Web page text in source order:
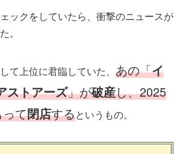
ックをしていたら、衝撃のニュースが
。
て上位に君臨していた、 あの「イ
ストアーズ」が破産し、2025
て閉店するというもの。